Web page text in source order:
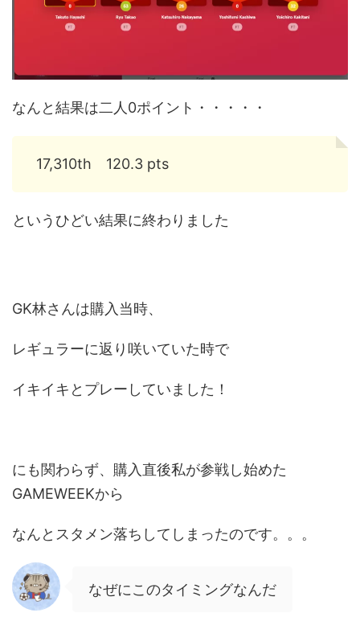
なんと結果は二人0ポイント・・・・・
17,310th 120.3 pts
というひどい結果に終わりました
GK林さんは購入当時、
レギュラーに返り咲いていた時で
イキイキとプレーしていました！
にも関わらず、購入直後私が参戦し始めた
GAMEWEEKから
なんとスタメン落ちしてしまったのです。。。
なぜにこのタイミングなんだ